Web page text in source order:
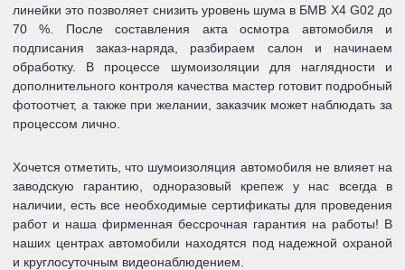
линейки это позволяет снизить уровень шума в БМВ Х4 G02 до
70 %. После составления акта осмотра автомобиля и
подписания заказ-наряда, разбираем салон и начинаем
обработку. В процессе шумоизоляции для наглядности и
дополнительного контроля качества мастер готовит подробный
фотоотчет, а также при желании, заказчик может наблюдать за
процессом лично.
Хочется отметить, что шумоизоляция автомобиля не влияет на
заводскую гарантию, одноразовый крепеж у нас всегда в
наличии, есть все необходимые сертификаты для проведения
работ и наша фирменная бессрочная гарантия на работы! В
наших центрах автомобили находятся под надежной охраной
и круглосуточным видеонаблюдением.